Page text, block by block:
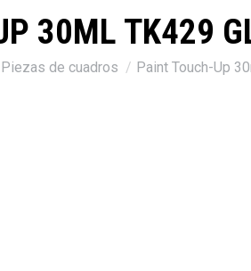
30ML TK429
Piezas de cuadros Paint Touch-Up